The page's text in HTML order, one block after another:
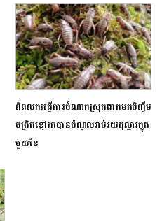
ពីពលករធ្វើការចំណាកស្រុកងាកមកចិញ្ចឹម
ចង្រិតខ្មៅរកបានចំណូលរាប់រយដុល្លារក្នុង
មួយខែ